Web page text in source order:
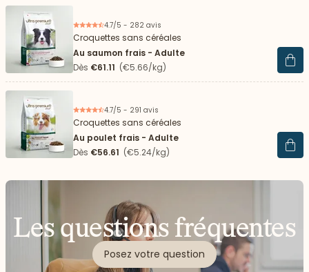
4.7/5 - 282 avis
Croquettes sans céréales
Au saumon frais - Adulte
Dès €61.11 (€5.66/kg) Voir
4.7/5 - 291 avis
Croquettes sans céréales
Au poulet frais - Adulte
Dès €56.61 (€5.24/kg) Voir
Les questions fréquentes
Posez votre question